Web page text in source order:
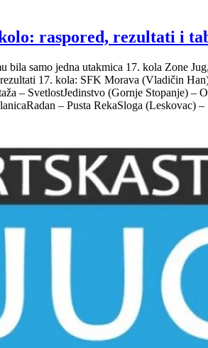
raspored, rezultati i
bila samo jedna utakmica 17. kola Zone
17. kola: SFK Morava (Vladičin
– SvetlostJedinstvo (Gornje Stopanje) –
– Pusta RekaSloga (Leskovac)